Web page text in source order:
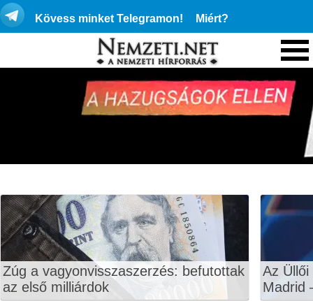
Kövess minket Telegramon! Miért?
Zúg a vagyonvisszaszerzés: befutottak
az első milliárdok
Az
Madrid